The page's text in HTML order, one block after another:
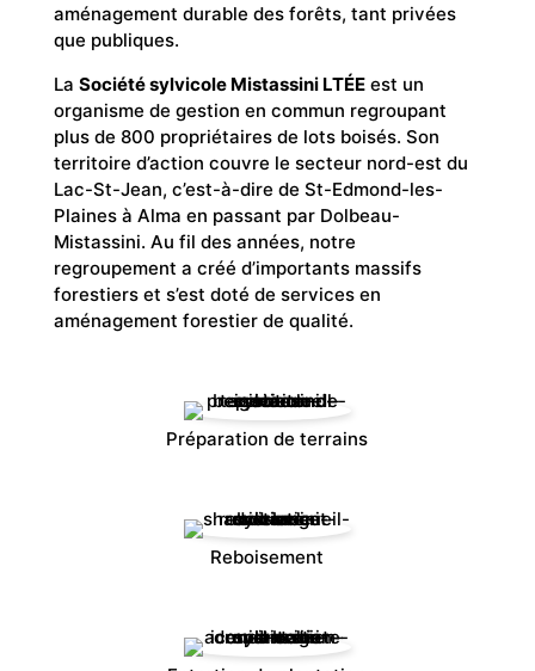
aménagement durable des forêts, tant privées
que publiques.
La Société sylvicole Mistassini LTÉEest un
organisme de gestion en commun regroupant
plus de 800 propriétaires de lots boisés. Son
territoire d’action couvre le secteur nord-est du
Lac-St-Jean, c’est-à-dire de St-Edmond-les-
Plaines à Alma en passant par Dolbeau-
Mistassini. Au fil des années, notre
regroupement a créé d’importants massifs
forestiers et s’est doté de services en
aménagement forestier de qualité.
Préparation de terrains
Reboisement